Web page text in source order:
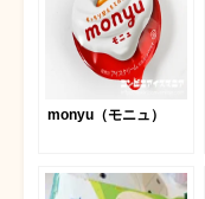
monyu（モニュ）